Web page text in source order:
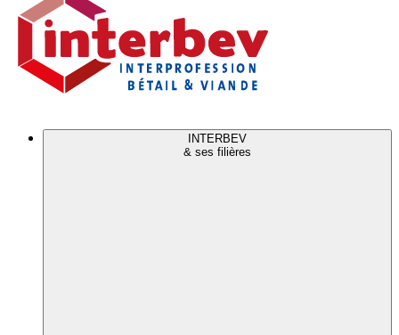
site
INTERBEV
& ses filières